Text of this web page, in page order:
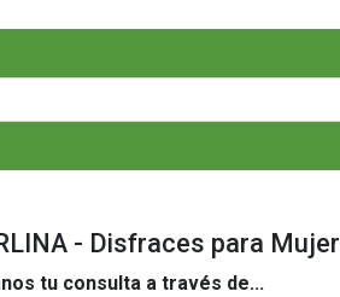
- Disfraces para
tu consulta a través de...